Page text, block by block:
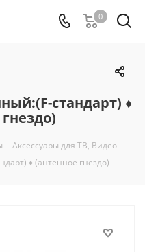
0
стандарт) ♦
- Аксессуары для ТВ, Видео -
♦ (антенное гнездо)